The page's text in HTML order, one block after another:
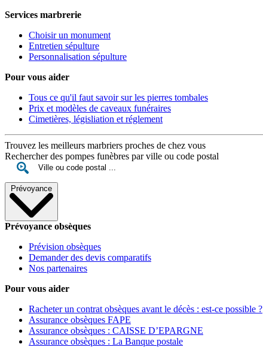
Services marbrerie
Choisir un monument
Entretien sépulture
Personnalisation sépulture
Pour vous aider
Tous ce qu'il faut savoir sur les pierres tombales
Prix et modèles de caveaux funéraires
Cimetières, législiation et réglement
Trouvez les meilleurs marbriers proches de chez vous
Rechercher des pompes funèbres par ville ou code postal
Prévoyance
Prévoyance obsèques
Prévision obsèques
Demander des devis comparatifs
Nos partenaires
Pour vous aider
Racheter un contrat obsèques avant le décès : est-ce possible ?
Assurance obsèques FAPE
Assurance obsèques : CAISSE D’EPARGNE
Assurance obsèques : La Banque postale